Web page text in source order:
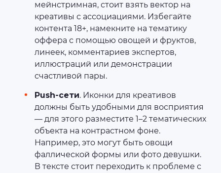
мейнстримная, стоит взять вектор на
креативы с ассоциациями. Избегайте
контента 18+, намекните на тематику
оффера с помощью овощей и фруктов,
линеек, комментариев экспертов,
иллюстраций или демонстрации
счастливой пары.
Push-сети. Иконки для креативов
должны быть удобными для восприятия
— для этого разместите 1–2 тематических
объекта на контрастном фоне.
Например, это могут быть овощи
фаллической формы или фото девушки.
В тексте стоит переходить к проблеме с